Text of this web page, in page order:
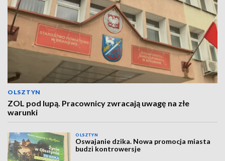
OLSZTYN
ZOL pod lupą. Pracownicy zwracają uwagę na złe
warunki
OLSZTYN
Oswajanie dzika. Nowa promocja miasta
budzi kontrowersje